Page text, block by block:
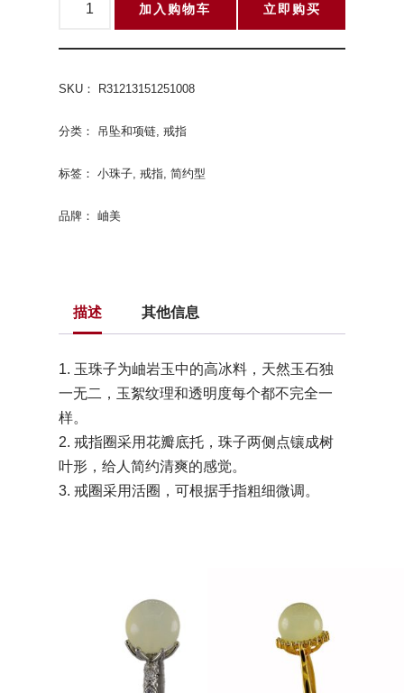
加入购物车 立即购买
SKU： R31213151251008
分类： 吊坠和项链, 戒指
标签： 小珠子, 戒指, 简约型
品牌： 岫美
描述 其他信息
1. 玉珠子为岫岩玉中的高冰料，天然玉石独
一无二，玉絮纹理和透明度每个都不完全一
样。
2. 戒指圈采用花瓣底托，珠子两侧点镶成树
叶形，给人简约清爽的感觉。
3. 戒圈采用活圈，可根据手指粗细微调。